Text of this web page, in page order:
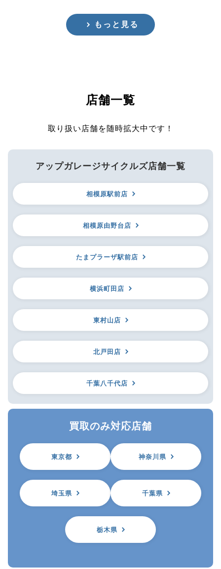
もっと見る
店舗一覧
取り扱い店舗を随時拡大中です！
アップガレージサイクルズ店舗一覧
相模原駅前店
相模原由野台店
たまプラーザ駅前店
横浜町田店
東村山店
北戸田店
千葉八千代店
買取のみ対応店舗
東京都 神奈川県
埼玉県 千葉県
栃木県